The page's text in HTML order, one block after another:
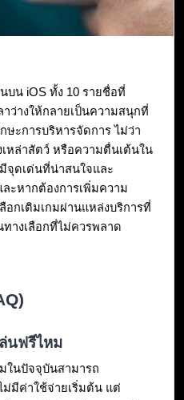
บน iOS ทั้ง 10 รายชื่อที่
ว่างให้กลายเป็นความสนุกที่
ษะการบริหารจัดการ ไม่ว่า
หล่าสัตว์ หรือความตื่นเต้นใน
จุดเด่นที่น่าสนใจและ
ะหากต้องการเพิ่มความ
อกเติมเกมผ่านแหล่งบริการที่
างเลือกที่ไม่ควรพลาด
นฟรีไหม
ในปัจจุบันสามารถ
มีค่าใช้จ่ายเริ่มต้น แต่